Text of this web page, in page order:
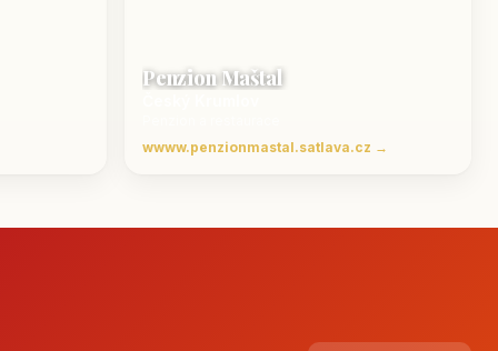
Penzion Maštal
wwww.penzionmastal.satlava.cz →